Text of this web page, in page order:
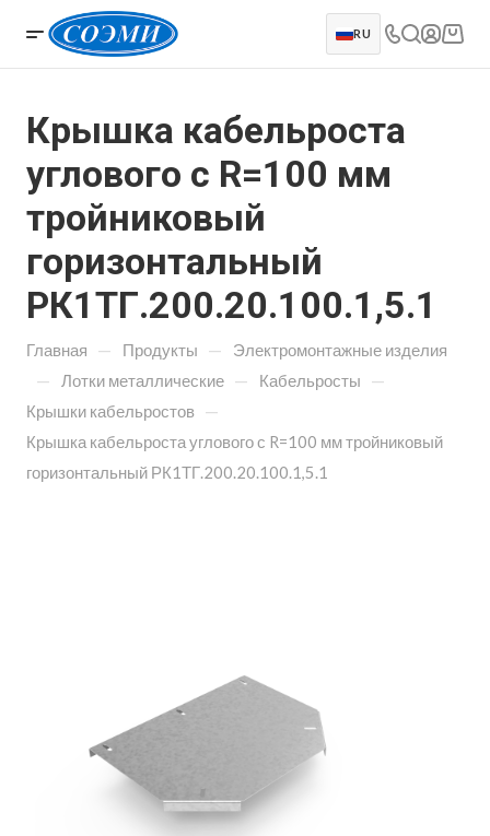
RU
Крышка кабельроста
углового с R=100 мм
тройниковый
горизонтальный
РК1ТГ.200.20.100.1,5.1
Главная — Продукты — Электромонтажные изделия
— Лотки металлические — Кабельросты —
Крышки кабельростов —
Крышка кабельроста углового с R=100 мм тройниковый
горизонтальный РК1ТГ.200.20.100.1,5.1